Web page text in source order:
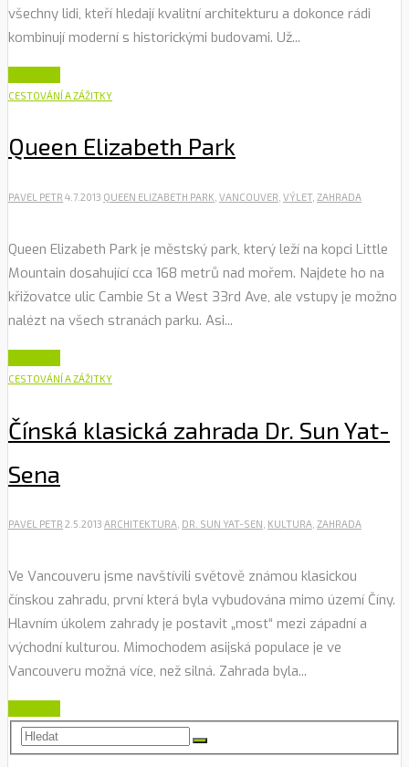
všechny lidi, kteří hledají kvalitní architekturu a dokonce rádi
kombinují moderní s historickými budovami. Už...
CESTOVÁNÍ A ZÁŽITKY
Queen Elizabeth Park
PAVEL PETR 4.7.2013 QUEEN ELIZABETH PARK VANCOUVER VÝLET, ZAHRADA
Queen Elizabeth Park je městský park, který leží na kopci Little
Mountain dosahující cca 168 metrů nad mořem. Najdete ho na
křižovatce ulic Cambie St a West 33rd Ave, ale vstupy je možno
nalézt na všech stranách parku. Asi...
CESTOVÁNÍ A ZÁŽITKY
Čínská klasická zahrada Dr. Sun Yat-
Sena
PAVEL PETR 2.5.2013 ARCHITEKTURA DR. SUN YAT-SEN KULTURA ZAHRADA
Ve Vancouveru jsme navštívili světově známou klasickou
čínskou zahradu, první která byla vybudována mimo území Číny.
Hlavním úkolem zahrady je postavit „most“ mezi západní a
východní kulturou. Mimochodem asijská populace je ve
Vancouveru možná více, než silná. Zahrada byla...